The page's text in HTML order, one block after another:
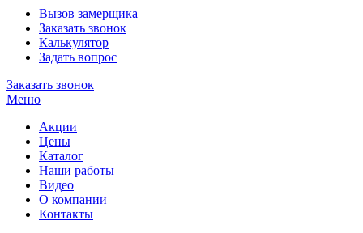
Вызов замерщика
Заказать звонок
Калькулятор
Задать вопрос
Заказать звонок
Меню
Акции
Цены
Каталог
Наши работы
Видео
О компании
Контакты